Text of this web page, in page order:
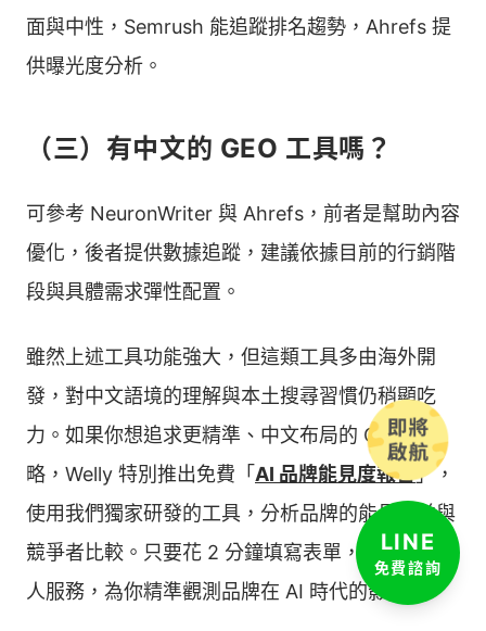
提問
的行銷
單次對話
數據追蹤、
得即時
員
依方案不同
29 至 489
Peec AI
排名追蹤與
情緒分析
度解讀
數據的
行銷人
員
定價為每月
89 至 199
美元之間，
另提供客製
化方案
面與中性，Semrush 能追蹤排名趨勢，Ahrefs 提
供曝光度分析。
（三）有中文的 GEO 工具嗎？
可參考 NeuronWriter 與 Ahrefs，前者是幫助內容
優化，後者提供數據追蹤，建議依據目前的行銷階
段與具體需求彈性配置。
雖然上述工具功能強大，但這類工具多由海外開
發，對中文語境的理解與本土搜尋習慣仍稍顯吃
力。如果你想追求更精準、中文布局的 GEO 策
略，Welly 特別推出免費「 AI 品牌能見度報告」，
使用我們獨家研發的工具，分析品牌的能見度並與
競爭者比較。只要花 2 分鐘填寫表單，就能獲得專
人服務，為你精準觀測品牌在 AI 時代的影響力。
LINE
免費諮詢